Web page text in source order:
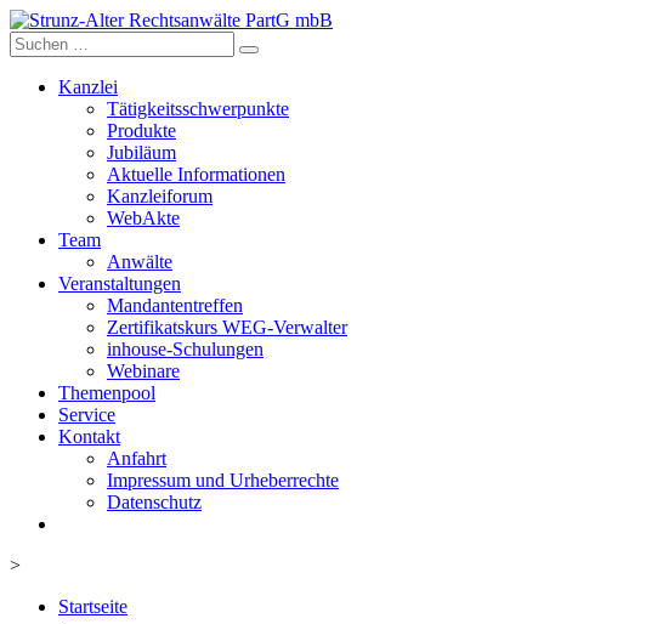
Skip
to
content
Kanzlei
Tätigkeitsschwerpunkte
Produkte
Jubiläum
Aktuelle Informationen
Kanzleiforum
WebAkte
Team
Anwälte
Veranstaltungen
Mandantentreffen
Zertifikatskurs WEG-Verwalter
inhouse-Schulungen
Webinare
Themenpool
Service
Kontakt
Anfahrt
Impressum und Urheberrechte
Datenschutz
>
Startseite